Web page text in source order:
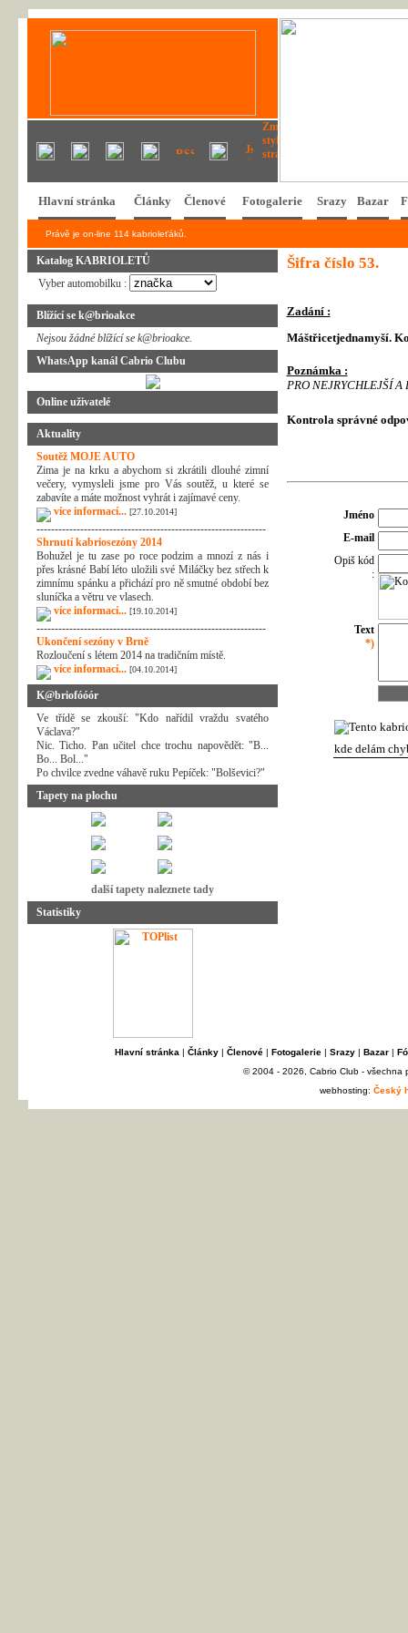
Hlavní stránka Články Členové Fotogalerie Srazy Bazar
Právě je on-line 114 kabrioleťáků.
Katalog KABRIOLETŮ
Vyber automobilku :
Blížící se k@brioakce
Nejsou žádné blížící se k@brioakce.
WhatsApp kanál Cabrio Clubu
Online uživatelé
Aktuality
Soutěž MOJE AUTO
Zima je na krku a abychom si zkrátili dlouhé zimní
večery, vymysleli jsme pro Vás soutěž, u které se
zabavíte a máte možnost vyhrát i zajímavé ceny.
více informací... [27.10.2014]
---------------------------------------------------------------
Shrnutí kabriosezóny 2014
Bohužel je tu zase po roce podzim a mnozí z nás i
přes krásné Babí léto uložili své Miláčky bez střech k
zimnímu spánku a přichází pro ně smutné období bez
sluníčka a větru ve vlasech.
více informací... [19.10.2014]
---------------------------------------------------------------
Ukončení sezóny v Brně
Rozloučení s létem 2014 na tradičním místě.
více informací... [04.10.2014]
K@briofóóór
Ve třídě se zkouší: "Kdo nařídil vraždu svatého
Václava?"
Nic. Ticho. Pan učitel chce trochu napovědět: "B...
Bo... Bol..."
Po chvilce zvedne váhavě ruku Pepíček: "Bolševici?"
Tapety na plochu
další tapety naleznete tady
Statistiky
Šifra číslo 53.
Zadání :
Máštřicetjednamyší.
Poznámka :
PRO NEJRYCHLEJŠÍ A
Kontrola správné
Jméno
E-mail
Opiš kód
:
Text
*)
kde delám
Hlavní stránka | Články| Členové| Fotogalerie| Srazy| Bazar|
© 2004 - 2026, Cabrio Club - všechna
webhosting: Český